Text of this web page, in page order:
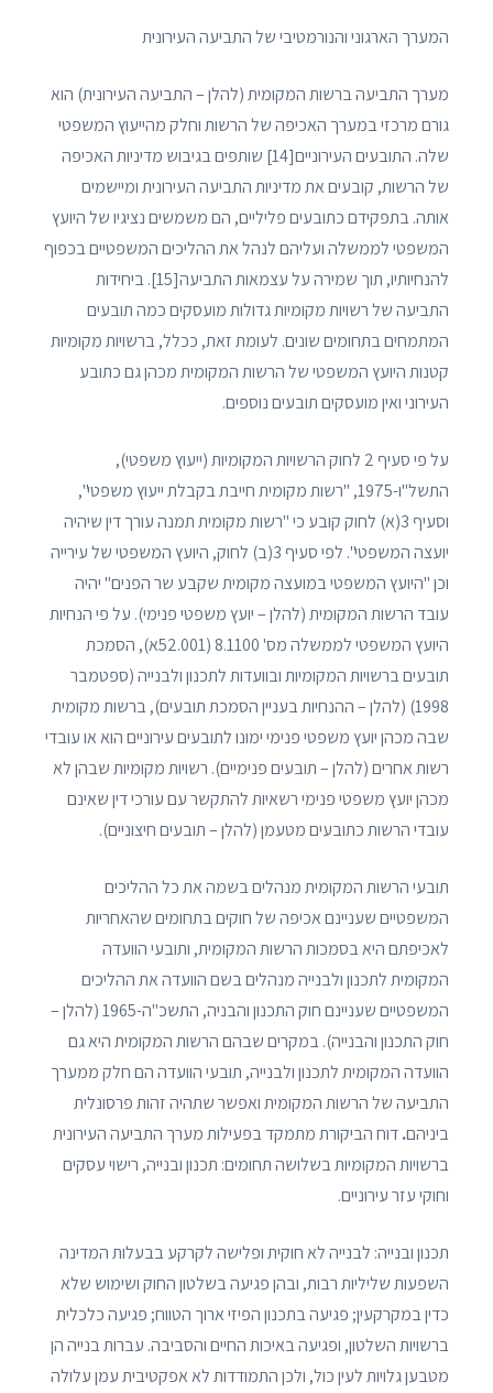
המערך הארגוני והנורמטיבי של התביעה העירונית
מערך התביעה ברשות המקומית (להלן – התביעה העירונית) הוא
גורם מרכזי במערך האכיפה של הרשות וחלק מהייעוץ המשפטי
שלה. התובעים העירוניים[14] שותפים בגיבוש מדיניות האכיפה
של הרשות, קובעים את מדיניות התביעה העירונית ומיישמים
אותה. בתפקידם כתובעים פליליים, הם משמשים נציגיו של היועץ
המשפטי לממשלה ועליהם לנהל את ההליכים המשפטיים בכפוף
להנחיותיו, תוך שמירה על עצמאות התביעה[15]. ביחידות
התביעה של רשויות מקומיות גדולות מועסקים כמה תובעים
המתמחים בתחומים שונים. לעומת זאת, ככלל, ברשויות מקומיות
קטנות היועץ המשפטי של הרשות המקומית מכהן גם כתובע
העירוני ואין מועסקים תובעים נוספים.
על פי סעיף 2 לחוק הרשויות המקומיות (ייעוץ משפטי),
התשל"ו-1975, "רשות מקומית חייבת בקבלת ייעוץ משפטי",
וסעיף 3(א) לחוק קובע כי "רשות מקומית תמנה עורך דין שיהיה
יועצה המשפטי". לפי סעיף 3(ב) לחוק, היועץ המשפטי של עירייה
וכן "היועץ המשפטי במועצה מקומית שקבע שר הפנים" יהיה
עובד הרשות המקומית (להלן – יועץ משפטי פנימי). על פי הנחיות
היועץ המשפטי לממשלה מס' 8.1100 (52.001א), הסמכת
תובעים ברשויות המקומיות ובוועדות לתכנון ולבנייה (ספטמבר
1998) (להלן – ההנחיות בעניין הסמכת תובעים), ברשות מקומית
שבה מכהן יועץ משפטי פנימי ימונו לתובעים עירוניים הוא או עובדי
רשות אחרים (להלן – תובעים פנימיים). רשויות מקומיות שבהן לא
מכהן יועץ משפטי פנימי רשאיות להתקשר עם עורכי דין שאינם
עובדי הרשות כתובעים מטעמן (להלן – תובעים חיצוניים).
תובעי הרשות המקומית מנהלים בשמה את כל ההליכים
המשפטיים שעניינם אכיפה של חוקים בתחומים שהאחריות
לאכיפתם היא בסמכות הרשות המקומית, ותובעי הוועדה
המקומית לתכנון ולבנייה מנהלים בשם הוועדה את ההליכים
המשפטיים שעניינם חוק התכנון והבניה, התשכ"ה-1965 (להלן –
חוק התכנון והבנייה). במקרים שבהם הרשות המקומית היא גם
הוועדה המקומית לתכנון ולבנייה, תובעי הוועדה הם חלק ממערך
התביעה של הרשות המקומית ואפשר שתהיה זהות פרסונלית
ביניהם.דוח הביקורת מתמקד בפעילות מערך התביעה העירונית
ברשויות המקומיות בשלושה תחומים: תכנון ובנייה, רישוי עסקים
וחוקי עזר עירוניים.
תכנון ובנייה: לבנייה לא חוקית ופלישה לקרקע בבעלות המדינה
השפעות שליליות רבות, ובהן פגיעה בשלטון החוק ושימוש שלא
כדין במקרקעין; פגיעה בתכנון הפיזי ארוך הטווח; פגיעה כלכלית
ברשויות השלטון, ופגיעה באיכות החיים והסביבה. עברות בנייה הן
מטבען גלויות לעין כול, ולכן התמודדות לא אפקטיבית עמן עלולה